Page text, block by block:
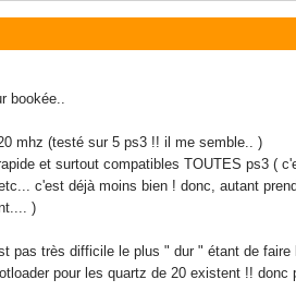
bookée..
mhz (testé sur 5 ps3 !! il me semble.. )
et surtout compatibles TOUTES ps3 (
c'est déjà moins bien ! donc, autant
)
pas très difficile le plus " dur " étant de
pour les quartz de 20 existent !!